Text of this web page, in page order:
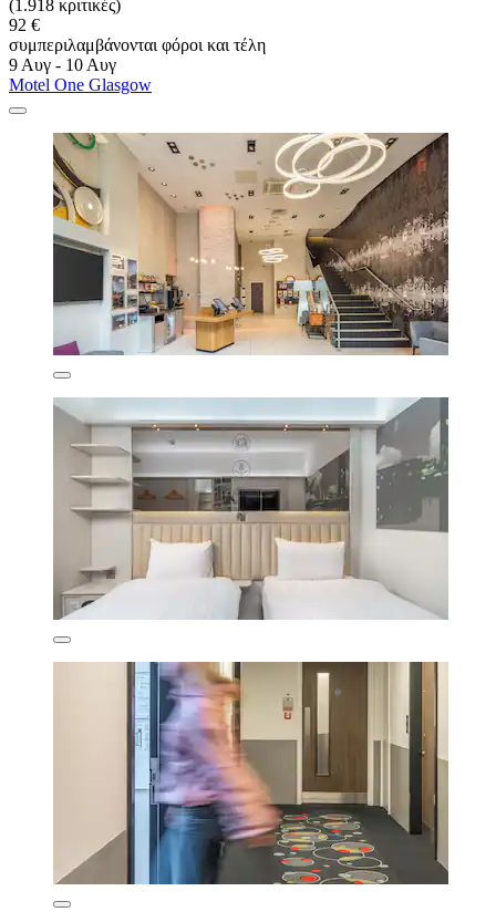
(1.918 κριτικές)
92 €
συμπεριλαμβάνονται φόροι και τέλη
9 Αυγ - 10 Αυγ
Motel One Glasgow